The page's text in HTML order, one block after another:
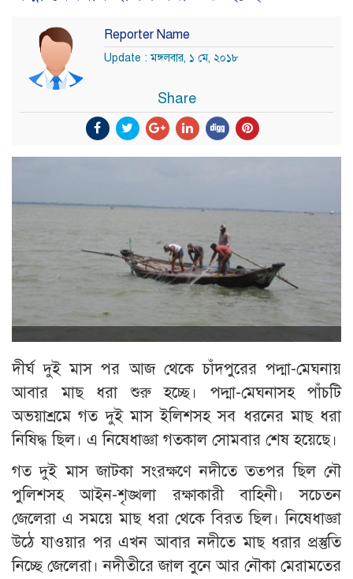
Reporter Name
Update : মঙ্গলবার, ১ মে, ২০১৮
Share
দীর্ঘ দুই মাস পর আজ থেকে চাঁদপুরের পদ্মা-মেঘনায়
আবার মাছ ধরা শুরু হচ্ছে। পদ্মা-মেঘনাসহ পাঁচটি
অভয়াশ্রমে গত দুই মাস ইলিশসহ সব ধরনের মাছ ধরা
নিষিদ্ধ ছিল। এ নিষেধাজ্ঞা গতকাল সোমবার শেষ হয়েছে।
গত দুই মাস জাটকা সংরক্ষণে নদীতে তত্পর ছিল নৌ
পুলিশসহ আইন-শৃঙ্খলা রক্ষাকারী বাহিনী। সচেতন
জেলেরা এ সময়ে মাছ ধরা থেকে বিরত ছিল। নিষেধাজ্ঞা
উঠে যাওয়ার পর এখন আবার নদীতে মাছ ধরার প্রস্তুতি
নিচ্ছে জেলেরা। নদীতীরে জাল বুনে আর নৌকা মেরামতের